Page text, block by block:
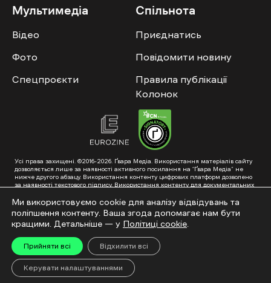
Мультимедіа
Відео
Фото
Спецпроєкти
Спільнота
Приєднатись
Повідомити новину
Правила публікації
Колонок
Усі права захищені. ©2016-2026. Ґвара Медіа. Використання матеріалів сайту
дозволяється лише за наявності активного посилання на “Ґвара Медіа” не
нижче другого абзацу. Використання контенту цифрових платформ дозволено
за наявності текстового підпису. Використання контенту для документальних
схвалення від редакції.
Суб’єкт у сфері онлайн-медіа; ідентифікатор медіа – R40-01353. Поштова
адреса: ГО «Ґвара Медіа», 61057, Харків, вул. Гоголя, 14, абонентська скринька
№7400
Підкинь нам тему на пошту – hello@gwaramedia.com
Модернізація сайту:
Ми використовуємо cookie для аналізу відвідувань та
поліпшення контенту. Ваша згода допомагає нам бути
кращими. Детальніше — у Політиці cookie
Прийняти всі Відхилити всі
Керувати налаштуваннями